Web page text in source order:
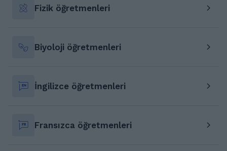
Fizik öğretmenleri
Biyoloji öğretmenleri
İngilizce öğretmenleri
Fransızca öğretmenleri